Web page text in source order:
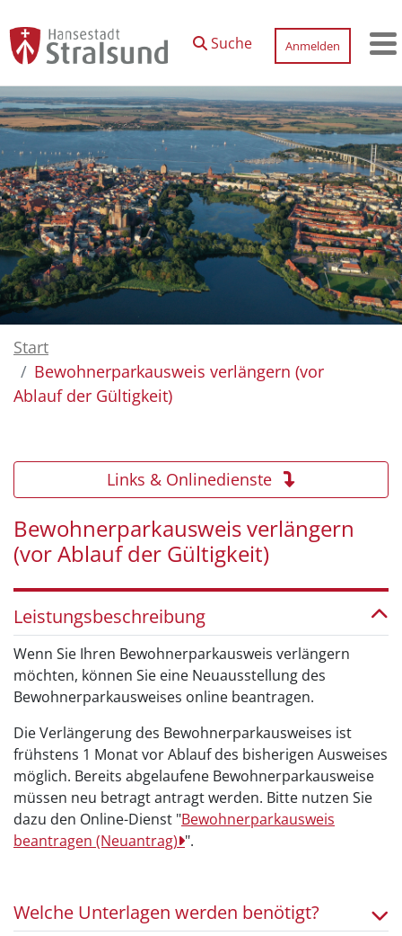
Suche
Anmelden
Start
Bewohnerparkausweis verlängern (vor
Ablauf der Gültigkeit)
Links & Onlinedienste
Bewohnerparkausweis verlängern
(vor Ablauf der Gültigkeit)
Leistungsbeschreibung
Wenn Sie Ihren Bewohnerparkausweis verlängern
möchten, können Sie eine Neuausstellung des
Bewohnerparkausweises online beantragen.
Die Verlängerung des Bewohnerparkausweises ist
frühstens 1 Monat vor Ablauf des bisherigen Ausweises
möglich. Bereits abgelaufene Bewohnerparkausweise
müssen neu betragt antragt werden. Bitte nutzen Sie
dazu den Online-Dienst "Bewohnerparkausweis
beantragen (Neuantrag) ".
Welche Unterlagen werden benötigt?